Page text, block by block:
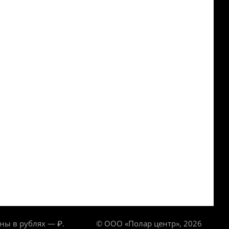
в рублях — ₽. © ООО «Полар центр», 2026